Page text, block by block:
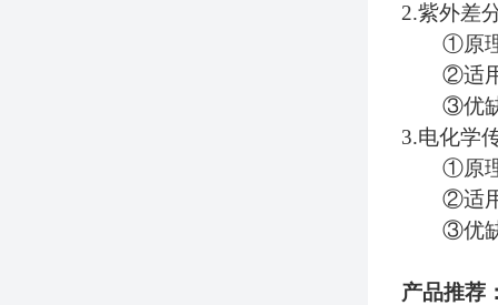
2.紫外差
①原
②适
③优
3.电化学
①原
②适
③优
产品推荐